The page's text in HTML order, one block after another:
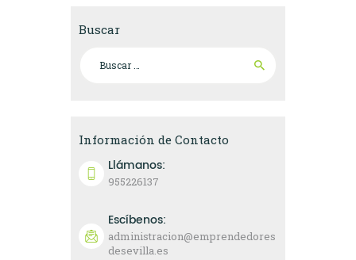
Buscar
Información de Contacto
Llámanos:
955226137
Escíbenos:
administracion@emprendedores
desevilla.es